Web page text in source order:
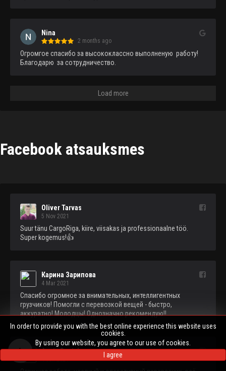
PASŪTĪT TRANSPORTĒŠANU
Nina
2 months ago
Огромгое спасибо за высококлассно выполненую  работу!
Благодарю  за сотрудничество.
Load more
Facebook atsauksmes
Oliver Tarvas
5 Nov 2021
Suur tänu CargoRiga, kiire, viisakas ja professionaalne töö.
Super kogemus!👍
Карина Зарипова
4 Mar 2021
Спасибо огромное за внимательных, интеллигентных
грузчиков! Помогли с перевозкой вещей - быстро,
аккуратно! Молодцы! Однозначно рекомендую!!
Agata Rustala
4 Jan 2021
In order to provide you with the best online experience this website uses
cookies.
By using our website, you agree to our use of cookies.
I agree